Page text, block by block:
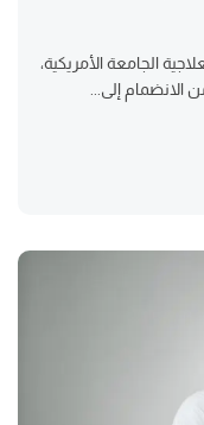
الجامعة الأمريكية،
إلى...